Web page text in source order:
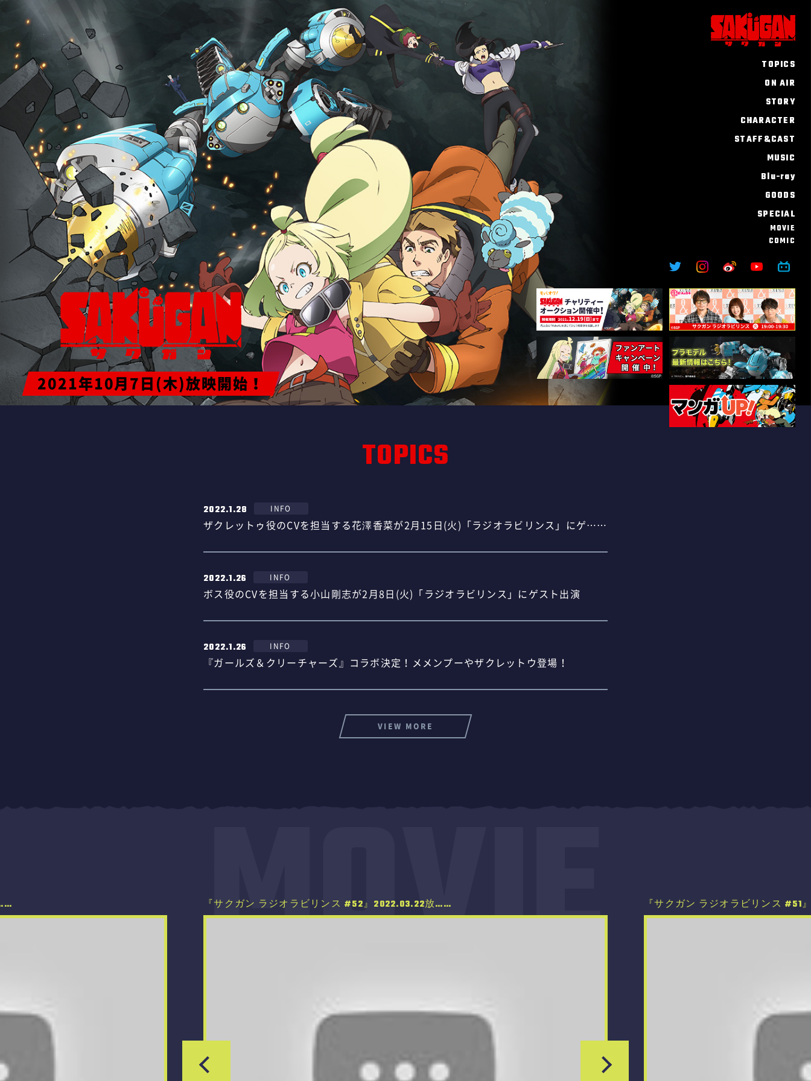
TOPICS
ON AIR
STORY
CHARACTER
STAFF&CAST
MUSIC
Blu-ray
GOODS
SPECIAL
MOVIE
COMIC
2021年10月7日(木)放映開始！
TOPICS
2022.1.28 INFO
ザクレットゥ役のCVを担当する花澤香菜が2月15日(火)「ラジオラビリンス」にゲ……
2022.1.26 INFO
ボス役のCVを担当する小山剛志が2月8日(火)「ラジオラビリンス」にゲスト出演
2022.1.26 INFO
『ガールズ＆クリーチャーズ』コラボ決定！メメンプーやザクレットウ登場！
VIEW MORE
MOVIE
『サクガン ラジオラビリンス #51』2022.03.15放…… 『サクガン ラジオラビリンス